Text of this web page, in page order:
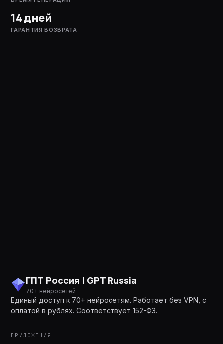
14 дней
ГАРАНТИЯ ВОЗВРАТА
ГПТ Россия | GPT Russia
70+ нейросетей
Единый доступ к 70+ нейросетям. Работает без VPN, с
оплатой в рублях. Соответствует 152-ФЗ.
ПРИЛОЖЕНИЯ